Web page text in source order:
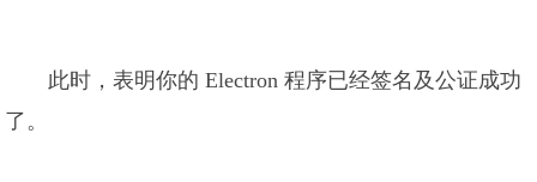
此时，表明你的 Electron 程序已经签名及公证成功
了。